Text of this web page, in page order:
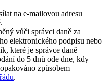
na e-mailovou adresu
vůči správci daně za
elektronického podpisu nebo
které je správce daně
do 5 dnů ode dne, kdy
způsobem
.